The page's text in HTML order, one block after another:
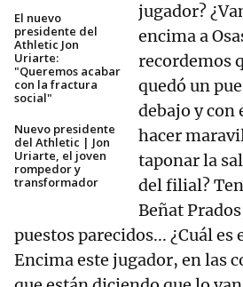
El nuevo
presidente del
Athletic Jon
Uriarte:
"Queremos acabar
con la fractura
social"
Nuevo presidente
del Athletic | Jon
Uriarte, el joven
rompedor y
transformador
jugador?
encima a
recordemos
quedó un
debajo y con
hacer
taponar la
del filial?
Beñat
puestos parecidos... ¿Cuál es
Encima este jugador, en las